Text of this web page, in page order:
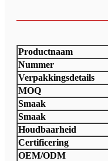
Productnaam
Nummer
Verpakkingsdetails
MOQ
Smaak
Smaak
Houdbaarheid
Certificering
OEM/ODM